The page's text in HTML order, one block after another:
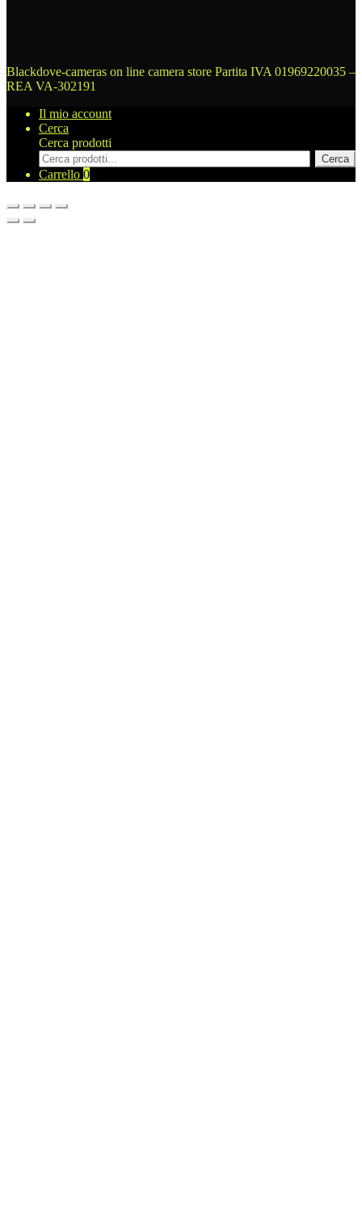
Blackdove-cameras on line camera store Partita IVA 01969220035 –
REA VA-302191
Il mio account
Cerca
Cerca prodotti
Cerca
Carrello 0